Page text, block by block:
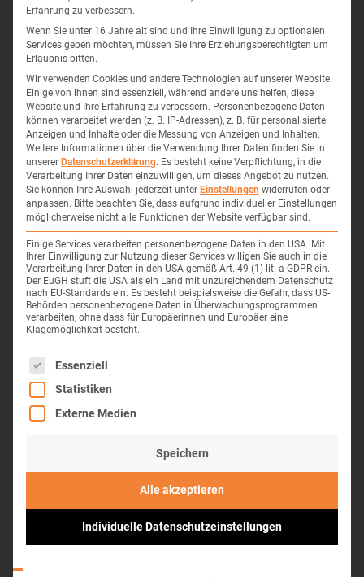
Störungen (ASS) sind tiefgreifende
Entwicklungsstörungen, die bereits vor dem
dritten Lebensjahr auftreten. Die Symptome sind
hier sehr vielfältig und treten in unterschiedlichen
Kombinationen auf.
Mehr erfahren
Bewegungstherapie
Bewegungstherapie umfasst die Bereiche, in
deren Bewegung als Behandlung eingesetzt wird.
Der Körper soll entweder aufgrund einer
Entwicklungsverzögerung oder wegen einer
Erkrankung oder Verletzung wieder belastbarer
werden.
Mehr erfahren
Frustrationstoleranz
Stärkung der Frustrationstoleranz bei Kindern
durch gezielte Strategien und therapeutische
Rückschlägen und Herausforderungen.
Grob- und Feinmotorik
Erfahrung zu verbessern.
Wenn Sie unter 16 Jahre alt sind und Ihre Einwilligung zu optionalen
Services geben möchten, müssen Sie Ihre Erziehungsberechtigten um
Erlaubnis bitten.
Wir verwenden Cookies und andere Technologien auf unserer Website.
Einige von ihnen sind essenziell, während andere uns helfen, diese
Website und Ihre Erfahrung zu verbessern. Personenbezogene Daten
können verarbeitet werden (z. B. IP-Adressen), z. B. für personalisierte
Anzeigen und Inhalte oder die Messung von Anzeigen und Inhalten.
Weitere Informationen über die Verwendung Ihrer Daten finden Sie in
unserer Datenschutzerklärung. Es besteht keine Verpflichtung, in die
Verarbeitung Ihrer Daten einzuwilligen, um dieses Angebot zu nutzen.
Sie können Ihre Auswahl jederzeit unter Einstellungen widerrufen oder
anpassen. Bitte beachten Sie, dass aufgrund individueller Einstellungen
möglicherweise nicht alle Funktionen der Website verfügbar sind.
Einige Services verarbeiten personenbezogene Daten in den USA. Mit
Ihrer Einwilligung zur Nutzung dieser Services willigen Sie auch in die
Verarbeitung Ihrer Daten in den USA gemäß Art. 49 (1) lit. a GDPR ein.
Der EuGH stuft die USA als ein Land mit unzureichendem Datenschutz
nach EU-Standards ein. Es besteht beispielsweise die Gefahr, dass US-
Behörden personenbezogene Daten in Überwachungsprogrammen
verarbeiten, ohne dass für Europäerinnen und Europäer eine
Klagemöglichkeit besteht.
Es folgt eine Liste der Service-Gruppen, für die eine
Essenziell
Statistiken
Externe Medien
Speichern
Alle akzeptieren
Individuelle Datenschutzeinstellungen